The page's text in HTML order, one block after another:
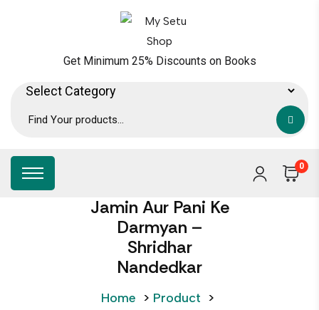
Get Minimum 25% Discounts on Books
0
Jamin Aur Pani Ke
Darmyan –
Shridhar
Nandedkar
Home > Product >